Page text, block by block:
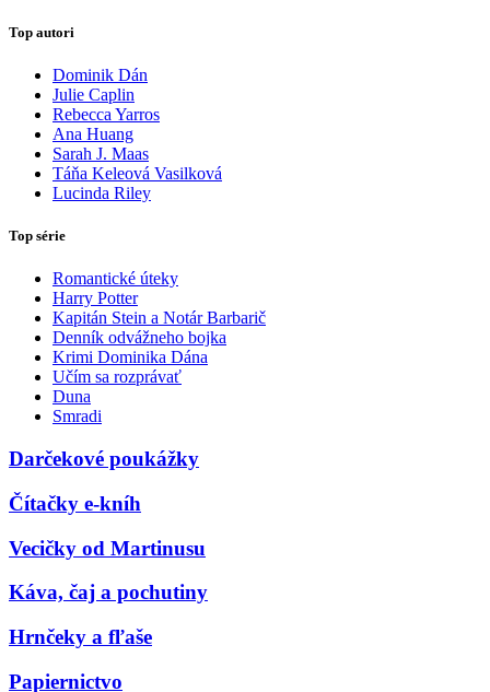
Top autori
Dominik Dán
Julie Caplin
Rebecca Yarros
Ana Huang
Sarah J. Maas
Táňa Keleová Vasilková
Lucinda Riley
Top série
Romantické úteky
Harry Potter
Kapitán Stein a Notár Barbarič
Denník odvážneho bojka
Krimi Dominika Dána
Učím sa rozprávať
Duna
Smradi
Darčekové poukážky
Čítačky e-kníh
Vecičky od Martinusu
Káva, čaj a pochutiny
Hrnčeky a fľaše
Papiernictvo